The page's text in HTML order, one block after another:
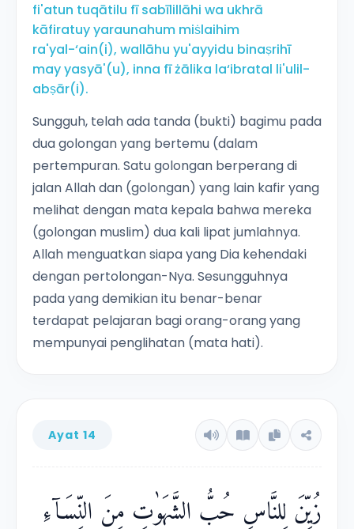
fi'atun tuqātilu fī sabīlillāhi wa ukhrā
kāfiratuy yaraunahum miṡlaihim
ra'yal-‘ain(i), wallāhu yu'ayyidu binaṣrihī
may yasyā'(u), inna fī żālika la‘ibratal li'ulil-
abṣār(i).
Sungguh, telah ada tanda (bukti) bagimu pada
dua golongan yang bertemu (dalam
pertempuran. Satu golongan berperang di
jalan Allah dan (golongan) yang lain kafir yang
melihat dengan mata kepala bahwa mereka
(golongan muslim) dua kali lipat jumlahnya.
Allah menguatkan siapa yang Dia kehendaki
dengan pertolongan-Nya. Sesungguhnya
pada yang demikian itu benar-benar
terdapat pelajaran bagi orang-orang yang
mempunyai penglihatan (mata hati).
Ayat 14
زُيِّنَ لِلنَّاسِ حُبُّ الشَّهَوٰتِ مِنَ النِّسَاۤءِ